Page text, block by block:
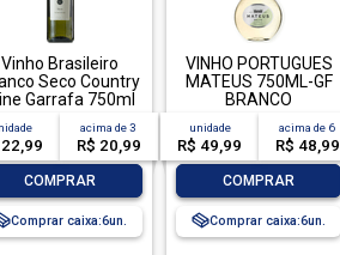
Vinho Brasileiro
Seco Country
Garrafa 750ml
22,99
acima de3
R$ 20,99
COMPRAR
Comprar caixa:6
VINHO PORTUGUES
MATEUS 750ML-GF
BRANCO
unidade
R$ 49,99
acima de 6
R$ 48,99
COMPRAR
Comprar caixa:6